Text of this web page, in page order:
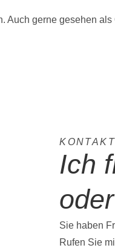
Auch gerne gesehen als
KONTAKT
Ich
oder
Sie haben
Rufen Sie